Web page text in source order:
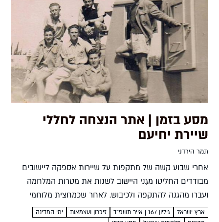
מסע בזמן | אתר הנצחה לחללי
שיירת יחיעם
תמר הירדני
אחרי שבוע קשה של מתקפות על שיירות אספקה ליישובים
מבודדים החליטו מגִני היישוב לשנות את מטרות המלחמה
ועברו מהגנה להתקפה ולכיבוש. לאחר שכמחצית מלוחמי
שיירת יחיעם נהרגו יצא לדרך מבצע בן עמי לכיבוש הגליל
ארץ ישראל גיליון 167 | אייר תשפ"ד זיכרון ועצמאות
ימי המדינה